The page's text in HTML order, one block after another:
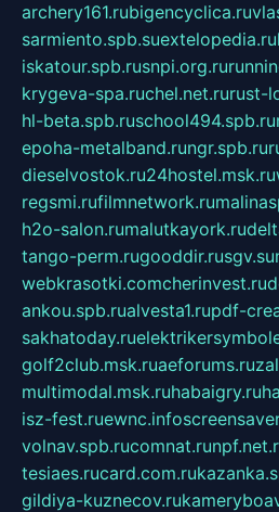
archery161.rubigencyclica.ru
sarmiento.spb.suextelopedia.ru
iskatour.spb.rusnpi.org.ru
krygeva-spa.ruchel.net.rurust-
hl-beta.spb.ruschool494.spb.ru
epoha-metalband.rungr.spb.ru
dieselvostok.ru24hostel.msk.ru
regsmi.rufilmnetwork.ru
h2o-salon.rumalutkayork.ru
tango-perm.rugooddir.rusgv.su
webkrasotki.comcherinvest.ru
ankou.spb.rualvesta1.rupdf-
sakhatoday.ru
golf2club.msk.ruaeforums.ru
multimodal.msk.ruhabaigry.ru
isz-fest.ruewnc.info
volnav.spb.rucomnat.ru
tesiaes.rucard.com.ru
gildiya-kuznecov.ru